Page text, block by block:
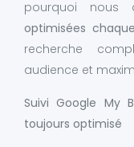
pourquoi nous
optimisées
recherche
audience et
Suivi Google My
toujours optimisé